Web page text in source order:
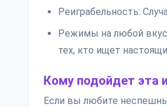
Реиграбельность:
Режимы на любой
тех, кто ищет
Кому подойдет эта
Если вы любите